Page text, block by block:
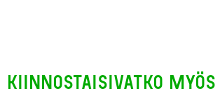
Kiinnostaisivatko myös